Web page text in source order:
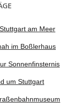
am Meer
im Boßlerhaus
Sonnenfinsternis
um Stuttgart